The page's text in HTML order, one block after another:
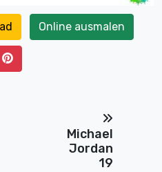
Online ausmalen
Michael
Jordan
19